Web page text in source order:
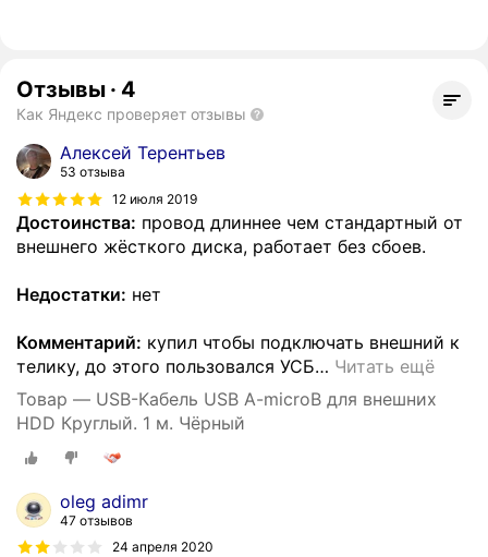
Отзывы · 4
Как Яндекс проверяет отзывы
Алексей Терентьев
53 отзыва
12 июля 2019
Достоинства: провод длиннее чем стандартный от
внешнего жёсткого диска, работает без сбоев.
Недостатки: нет
Комментарий: купил чтобы подключать внешний к
телику, до этого пользовался УСБ… Читать ещё
Товар — USB-Кабель USB A-microB для внешних
HDD Круглый. 1 м. Чёрный
oleg adimr
47 отзывов
24 апреля 2020